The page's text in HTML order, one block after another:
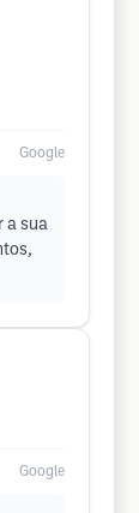
Google
a sua
Google